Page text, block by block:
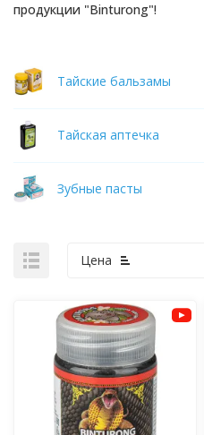
продукции "Binturong"!
Тайские бальзамы
Тайская аптечка
Зубные пасты
Цена